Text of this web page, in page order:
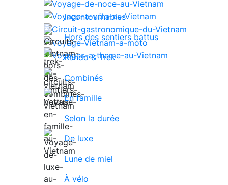
Incontournables
Hors des sentiers battus
Rando & Trek
Combinés
En famille
Selon la durée
De luxe
Lune de miel
À vélo